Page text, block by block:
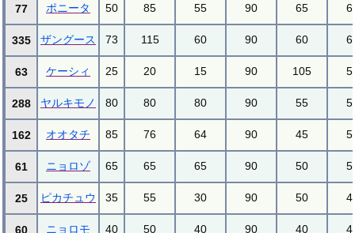
77 ポニータ 50 85 55 90 65
335 ザングース 73 115 60 90 60
63 ケーシィ 25 20 15 90 105
288 ヤルキモノ 80 80 80 90 55
162 オオタチ 85 76 64 90 45
61 ニョロゾ 65 65 65 90 50
25 ピカチュウ 35 55 30 90 50
60 ニョロモ 40 50 40 90 40